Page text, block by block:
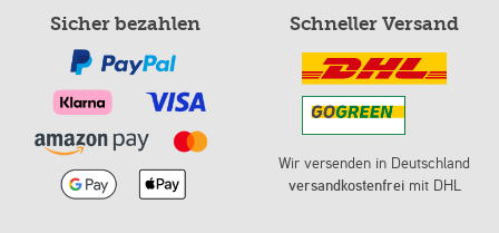
Sicher bezahlen Schneller Versand
Wir versenden in Deutschland
versandkostenfreimit DHL